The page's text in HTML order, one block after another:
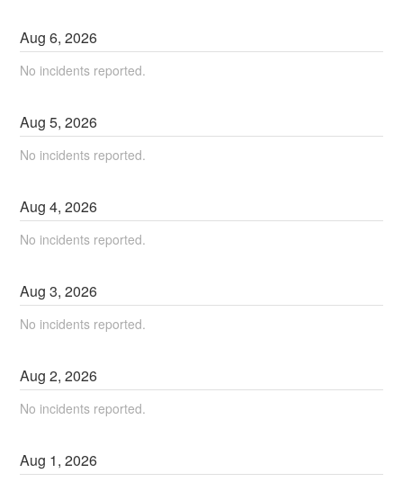
Aug6,2026
No incidents reported.
Aug5,2026
No incidents reported.
Aug4,2026
No incidents reported.
Aug3,2026
No incidents reported.
Aug2,2026
No incidents reported.
Aug 1,2026